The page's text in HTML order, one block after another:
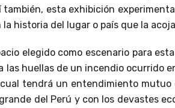
también, esta exhibición
historia del lugar o país que la
elegido como escenario para
las huellas de un incendio ocurrido
tendrá un entendimiento mutuo
del Perú y con los devastes